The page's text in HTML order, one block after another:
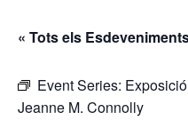
« Tots els
Event Series:
Jeanne M. Connolly